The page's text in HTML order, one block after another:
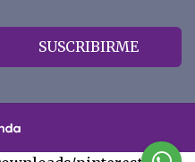
SUSCRIBIRME